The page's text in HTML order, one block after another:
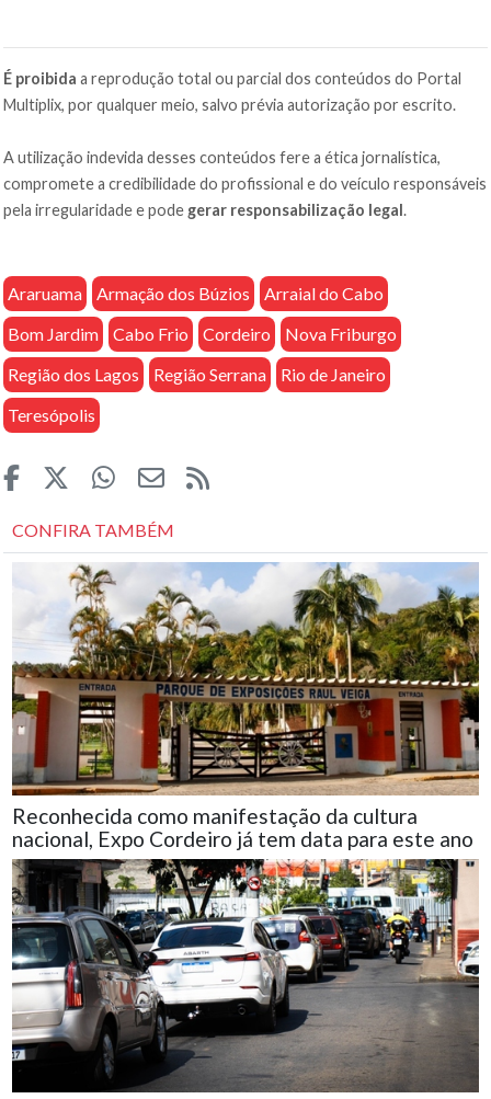
É proibida a reprodução total ou parcial dos conteúdos do Portal
Multiplix, por qualquer meio, salvo prévia autorização por escrito.
A utilização indevida desses conteúdos fere a ética jornalística,
compromete a credibilidade do profissional e do veículo responsáveis
pela irregularidade e pode gerar responsabilização legal.
Araruama Armação dos Búzios
Arraial do Cabo
Bom Jardim
Cabo Frio Cordeiro
Nova Friburgo
Região dos Lagos
Região Serrana
Rio de Janeiro
Teresópolis
CONFIRA TAMBÉM
Reconhecida como manifestação da cultura
nacional, Expo Cordeiro já tem data para este ano